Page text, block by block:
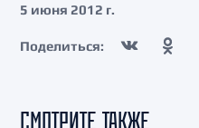
5 июня 2012 г.
Поделиться:
СМОТРИТЕ ТАКЖЕ